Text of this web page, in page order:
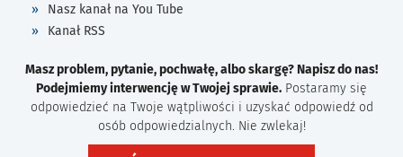
Nasz kanał na You Tube
Kanał RSS
Masz problem, pytanie, pochwałę, albo skargę? Napisz do nas!
Podejmiemy interwencję w Twojej sprawie. Postaramy się
odpowiedzieć na Twoje wątpliwości i uzyskać odpowiedź od
osób odpowiedzialnych. Nie zwlekaj!